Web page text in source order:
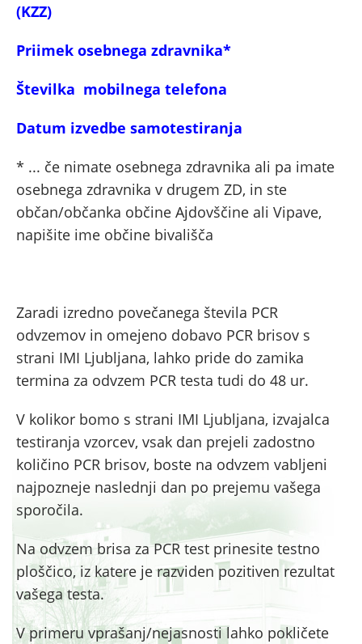
(KZZ)
Priimek osebnega zdravnika*
Številka mobilnega telefona
Datum izvedbe samotestiranja
* ... če nimate osebnega zdravnika ali pa imate
osebnega zdravnika v drugem ZD, in ste
občan/občanka občine Ajdovščine ali Vipave,
napišite ime občine bivališča
Zaradi izredno povečanega števila PCR
odvzemov in omejeno dobavo PCR brisov s
strani IMI Ljubljana, lahko pride do zamika
termina za odvzem PCR testa tudi do 48 ur.
V kolikor bomo s strani IMI Ljubljana, izvajalca
testiranja vzorcev, vsak dan prejeli zadostno
količino PCR brisov, boste na odvzem vabljeni
najpozneje naslednji dan po prejemu vašega
sporočila.
Na odvzem brisa za PCR test prinesite testno
ploščico, iz katere je razviden pozitiven rezultat
vašega testa.
V primeru vprašanj/nejasnosti lahko pokličete